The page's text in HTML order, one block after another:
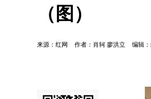
（图）
来源：红网 作者：肖轲 廖洪立 编辑